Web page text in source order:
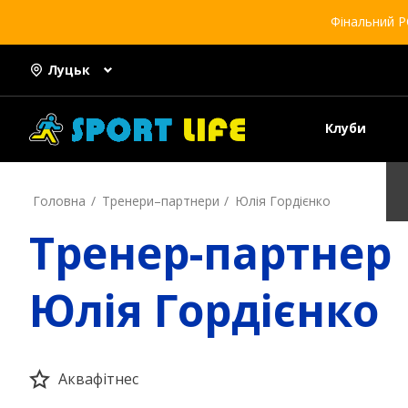
Фінальний
Луцьк
Клуби
Головна Тренери–партнери Юлія Гордієнко
Тренер-партнер
Юлія Гордієнко
Аквафітнес